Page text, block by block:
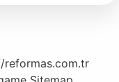
reformas.com.tr